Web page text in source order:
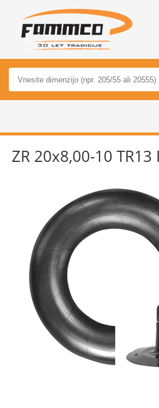
ZR 20x8,00-10